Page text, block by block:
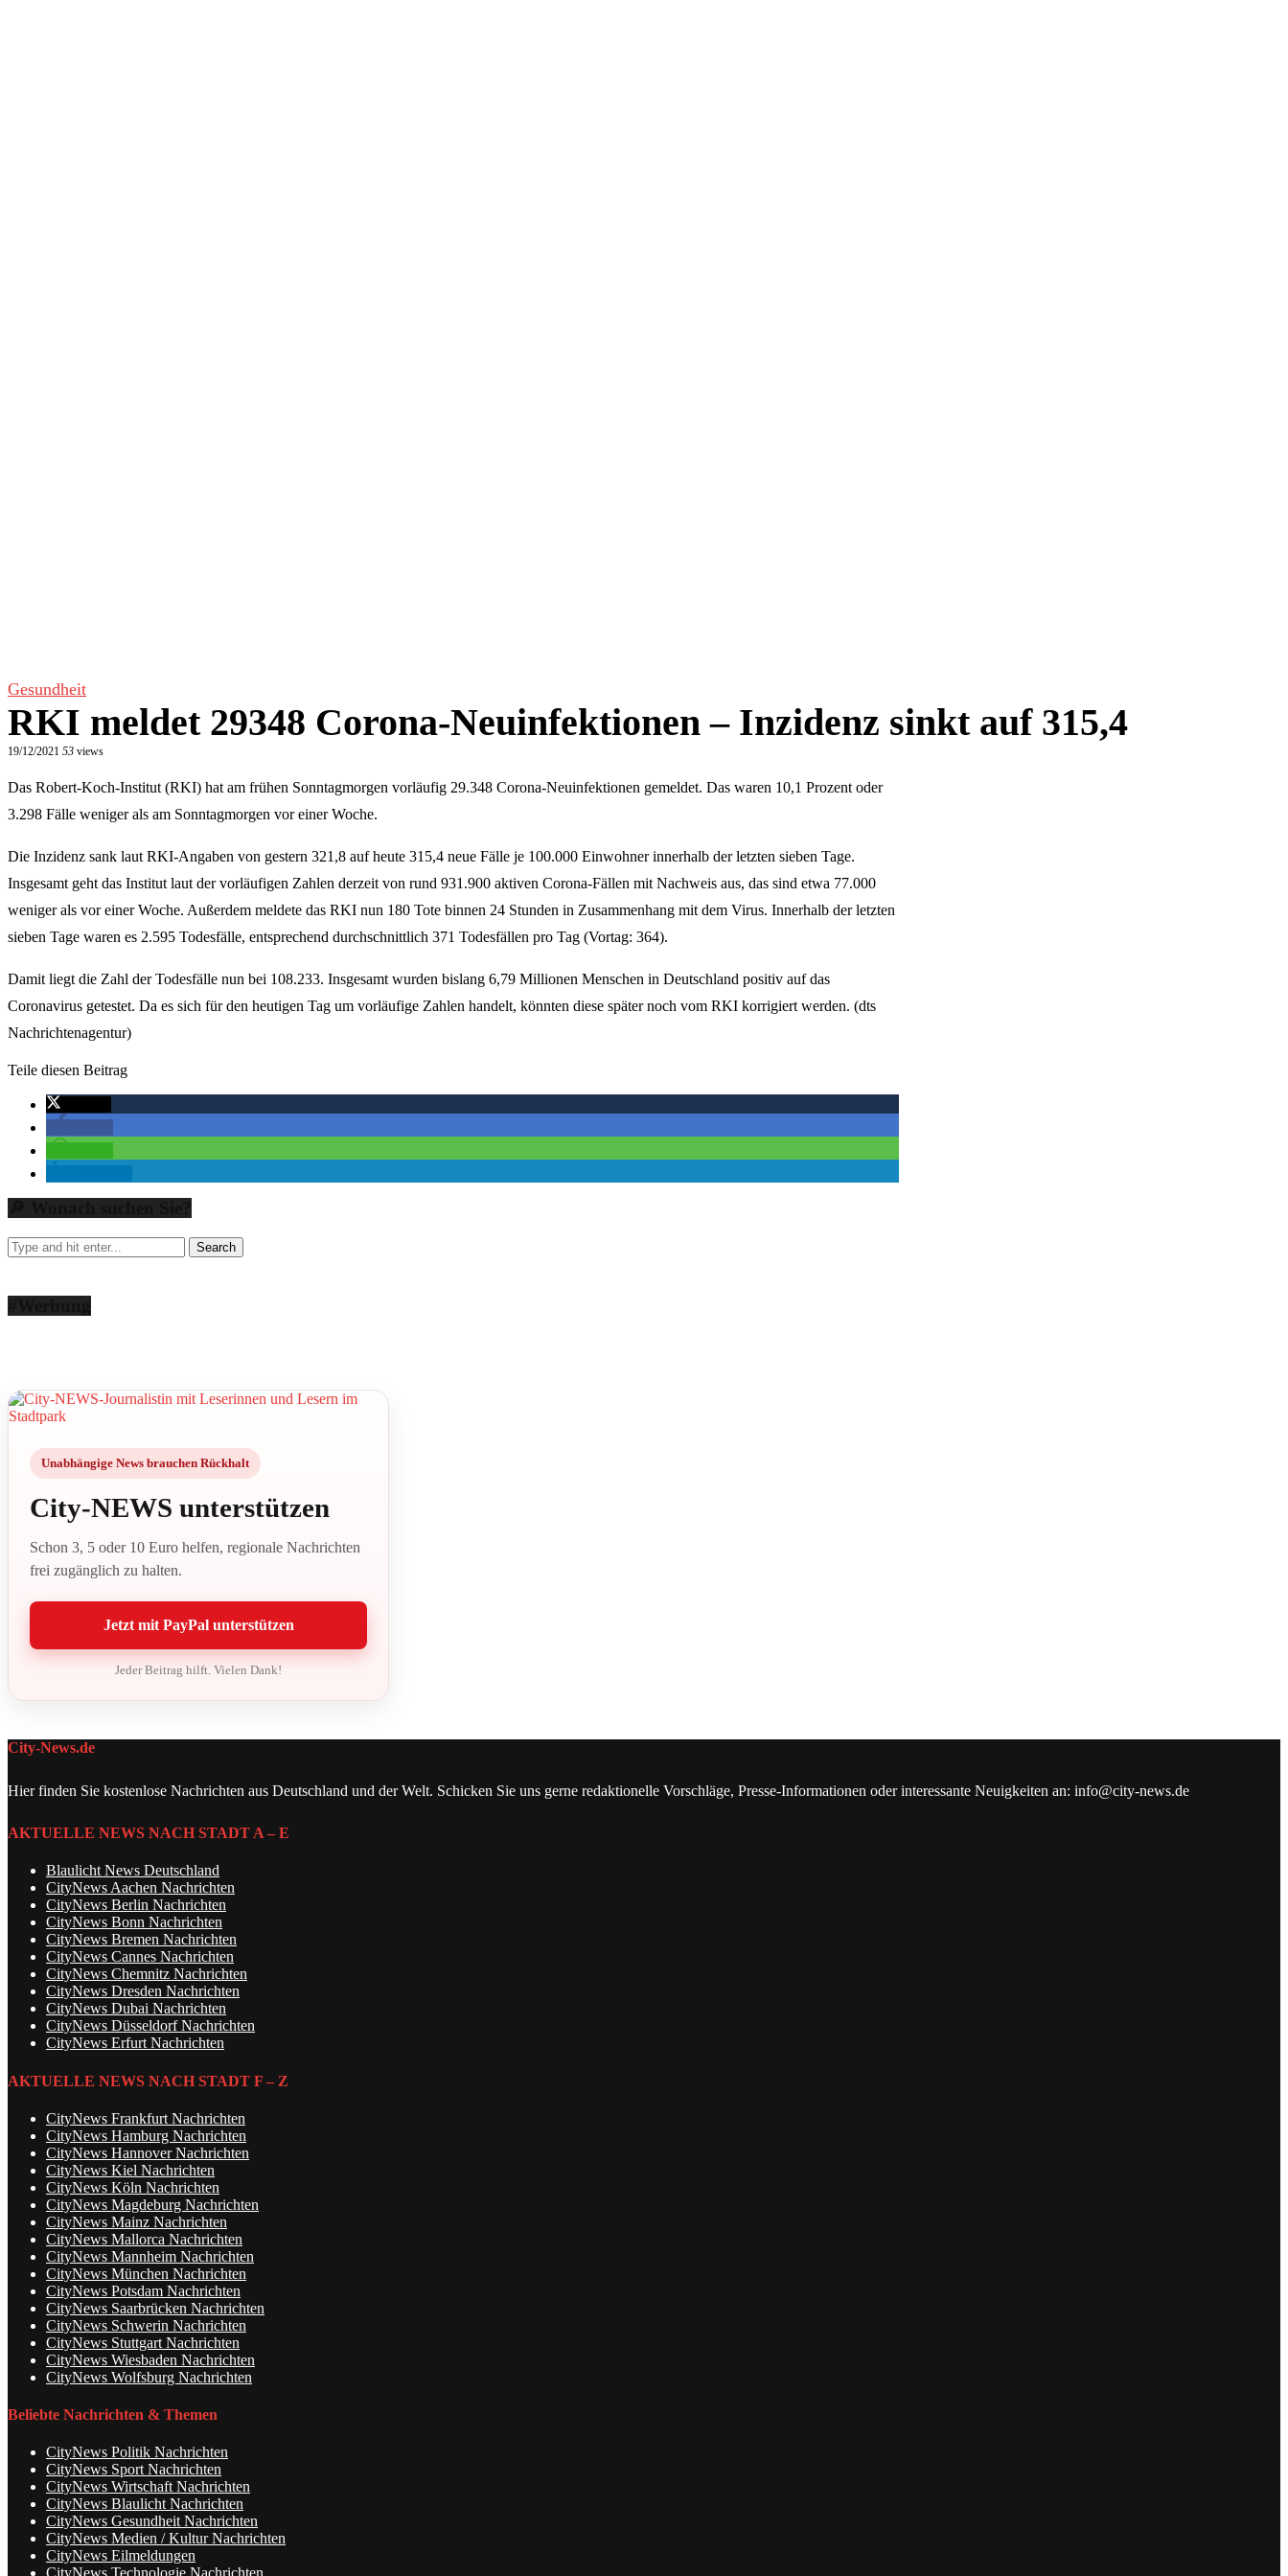
Gesundheit
RKI meldet 29348 Corona-Neuinfektionen – Inzidenz sinkt auf 315,4
19/12/2021 53 views
Das Robert-Koch-Institut (RKI) hat am frühen Sonntagmorgen vorläufig 29.348 Corona-Neuinfektionen gemeldet. Das waren 10,1 Prozent oder
3.298 Fälle weniger als am Sonntagmorgen vor einer Woche.
Die Inzidenz sank laut RKI-Angaben von gestern 321,8 auf heute 315,4 neue Fälle je 100.000 Einwohner innerhalb der letzten sieben Tage.
Insgesamt geht das Institut laut der vorläufigen Zahlen derzeit von rund 931.900 aktiven Corona-Fällen mit Nachweis aus, das sind etwa 77.000
weniger als vor einer Woche. Außerdem meldete das RKI nun 180 Tote binnen 24 Stunden in Zusammenhang mit dem Virus. Innerhalb der letzten
sieben Tage waren es 2.595 Todesfälle, entsprechend durchschnittlich 371 Todesfällen pro Tag (Vortag: 364).
Damit liegt die Zahl der Todesfälle nun bei 108.233. Insgesamt wurden bislang 6,79 Millionen Menschen in Deutschland positiv auf das
Coronavirus getestet. Da es sich für den heutigen Tag um vorläufige Zahlen handelt, könnten diese später noch vom RKI korrigiert werden. (dts
Nachrichtenagentur)
Teile diesen Beitrag
Unabhängige News brauchen Rückhalt
City-NEWS unterstützen
Schon 3, 5 oder 10 Euro helfen, regionale Nachrichten
frei zugänglich zu halten.
Jetzt mit PayPal unterstützen
Jeder Beitrag hilft. Vielen Dank!
City-News.de
Hier finden Sie kostenlose Nachrichten aus Deutschland und der Welt. Schicken Sie uns gerne redaktionelle Vorschläge, Presse-Informationen oder interessante Neuigkeiten an: info@city-news.de
AKTUELLE NEWS NACH STADT A – E
Blaulicht News Deutschland
CityNews Aachen Nachrichten
CityNews Berlin Nachrichten
CityNews Bonn Nachrichten
CityNews Bremen Nachrichten
CityNews Cannes Nachrichten
CityNews Chemnitz Nachrichten
CityNews Dresden Nachrichten
CityNews Dubai Nachrichten
CityNews Düsseldorf Nachrichten
CityNews Erfurt Nachrichten
AKTUELLE NEWS NACH STADT F – Z
CityNews Frankfurt Nachrichten
CityNews Hamburg Nachrichten
CityNews Hannover Nachrichten
CityNews Kiel Nachrichten
CityNews Köln Nachrichten
CityNews Magdeburg Nachrichten
CityNews Mainz Nachrichten
CityNews Mallorca Nachrichten
CityNews Mannheim Nachrichten
CityNews München Nachrichten
CityNews Potsdam Nachrichten
CityNews Saarbrücken Nachrichten
CityNews Schwerin Nachrichten
CityNews Stuttgart Nachrichten
CityNews Wiesbaden Nachrichten
CityNews Wolfsburg Nachrichten
Beliebte Nachrichten & Themen
CityNews Politik Nachrichten
CityNews Sport Nachrichten
CityNews Wirtschaft Nachrichten
CityNews Blaulicht Nachrichten
CityNews Gesundheit Nachrichten
CityNews Medien / Kultur Nachrichten
CityNews Eilmeldungen